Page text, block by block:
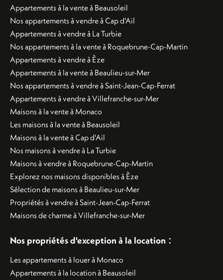
Appartements à la vente à Beausoleil
Nos appartements à vendre à Cap d'Ail
Appartements à vendre à La Turbie
Nos appartements à la vente à Roquebrune-Cap-Martin
Appartements à vendre à Èze
Appartements à la vente à Beaulieu-sur-Mer
Nos appartements à vendre à Saint-Jean-Cap-Ferrat
Appartements à vendre à Villefranche-sur-Mer
Maisons à la vente à Monaco
Les maisons à la vente à Beausoleil
Maisons à la vente à Cap d'Ail
Nos maisons à vendre à La Turbie
Maisons à vendre à Roquebrune-Cap-Martin
Explorez nos maisons disponibles à Èze
Sélection de maisons à Beaulieu-sur-Mer
Propriétés à vendre à Saint-Jean-Cap-Ferrat
Maisons de charme à Villefranche-sur-Mer
Nos propriétés d'exception à la location :
Les appartements à louer à Monaco
Appartements à la location à Beausoleil